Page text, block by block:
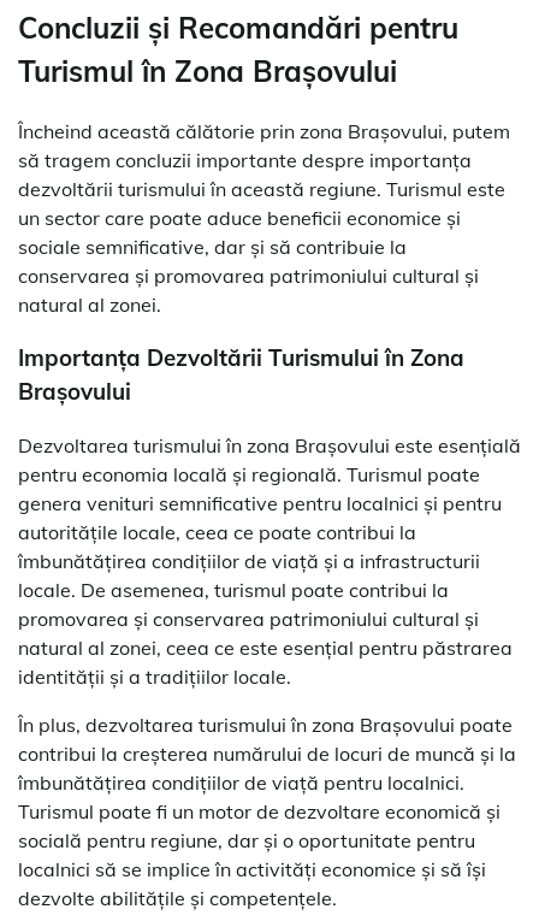
Concluzii și Recomandări pentru
Turismul în Zona Brașovului
Încheind această călătorie prin zona Brașovului, putem
să tragem concluzii importante despre importanța
dezvoltării turismului în această regiune. Turismul este
un sector care poate aduce beneficii economice și
sociale semnificative, dar și să contribuie la
conservarea și promovarea patrimoniului cultural și
natural al zonei.
Importanța Dezvoltării Turismului în Zona
Brașovului
Dezvoltarea turismului în zona Brașovului este esențială
pentru economia locală și regională. Turismul poate
genera venituri semnificative pentru localnici și pentru
autoritățile locale, ceea ce poate contribui la
îmbunătățirea condițiilor de viață și a infrastructurii
locale. De asemenea, turismul poate contribui la
promovarea și conservarea patrimoniului cultural și
natural al zonei, ceea ce este esențial pentru păstrarea
identității și a tradițiilor locale.
În plus, dezvoltarea turismului în zona Brașovului poate
contribui la creșterea numărului de locuri de muncă și la
îmbunătățirea condițiilor de viață pentru localnici.
Turismul poate fi un motor de dezvoltare economică și
socială pentru regiune, dar și o oportunitate pentru
localnici să se implice în activități economice și să își
dezvolte abilitățile și competențele.